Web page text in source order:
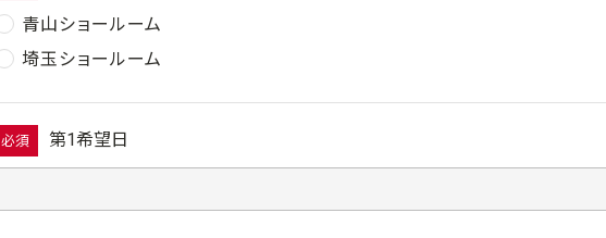
青山ショールーム
埼玉ショールーム
必須 第1希望日